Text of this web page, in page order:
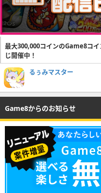
最大300,000コインのGame8コ
じ開催中！
るぅみマスター
Game8からのお知らせ